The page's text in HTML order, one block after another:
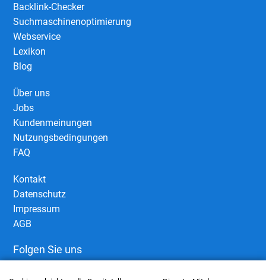
Backlink-Checker
Suchmaschinenoptimierung
Webservice
Lexikon
Blog
Über uns
Jobs
Kundenmeinungen
Nutzungsbedingungen
FAQ
Kontakt
Datenschutz
Impressum
AGB
Folgen Sie uns